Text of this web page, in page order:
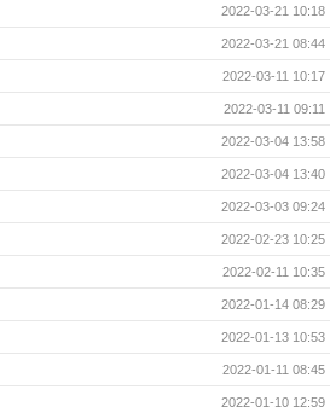
2022-03-21 10:18
2022-03-21 08:44
2022-03-11 10:17
2022-03-11 09:11
2022-03-04 13:58
2022-03-04 13:40
2022-03-03 09:24
2022-02-23 10:25
2022-02-11 10:35
2022-01-14 08:29
2022-01-13 10:53
2022-01-11 08:45
2022-01-10 12:59